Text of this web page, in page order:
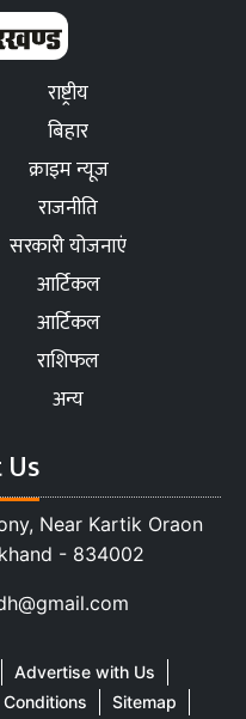
राष्ट्रीय
बिहार
क्राइम न्यूज
राजनीति
सरकारी योजनाएं
आर्टिकल
आर्टिकल
राशिफल
अन्य
Near Kartik Oraon
- 834002
Advertise with Us
Sitemap